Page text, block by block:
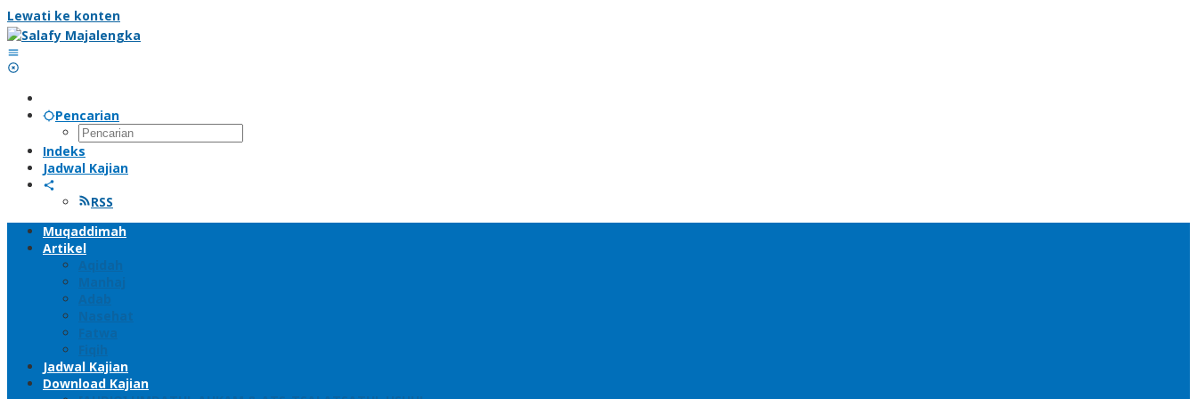
Lewati ke konten
Pencarian
Indeks
Jadwal Kajian
RSS
Muqaddimah
Artikel
Aqidah
Manhaj
Adab
Nasehat
Fatwa
Fiqih
Jadwal Kajian
Download Kajian